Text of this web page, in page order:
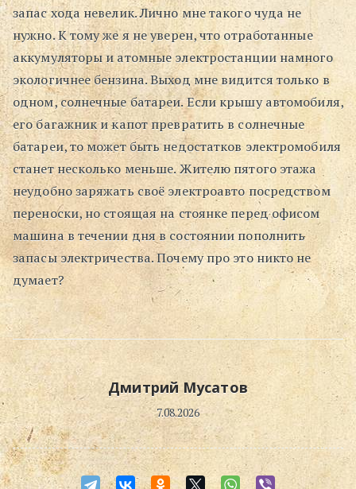
* Читать
* По жизни
Блог
⋅
Поиск
запас хода невелик. Лично мне такого чуда не
нужно. К тому же я не уверен, что отработанные
аккумуляторы и атомные электростанции намного
экологичнее бензина. Выход мне видится только в
одном, солнечные батареи. Если крышу автомобиля,
его багажник и капот превратить в солнечные
батареи, то может быть недостатков электромобиля
станет несколько меньше. Жителю пятого этажа
неудобно заряжать своё электроавто посредством
переноски, но стоящая на стоянке перед офисом
машина в течении дня в состоянии пополнить
запасы электричества. Почему про это никто не
думает?
Дмитрий Мусатов
7.08.2026